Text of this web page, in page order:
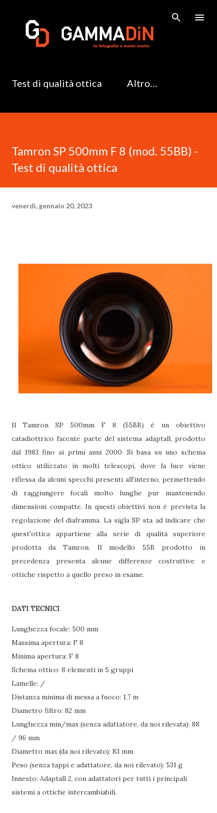
Test di qualità ottica Altro…
Tamron SP 500mm F 8 (mod. 55BB) -
Test di qualità ottica
venerdì, gennaio 20, 2023
Il Tamron SP 500mm F 8 (55BB) è un obiettivo
catadiottrico facente parte del sistema adaptall, prodotto
dal 1983 fino ai primi anni 2000. Si basa su uno schema
ottico utilizzato in molti telescopi, dove la luce viene
riflessa da alcuni specchi presenti all'interno, permettendo
di raggiungere focali molto lunghe pur mantenendo
dimensioni compatte. In questi obiettivi non è prevista la
regolazione del diaframma. La sigla SP sta ad indicare che
quest'ottica appartiene alla serie di qualità superiore
prodotta da Tamron. Il modello 55B prodotto in
precedenza presenta alcune differenze costruttive e
ottiche rispetto a quello preso in esame.
DATI TECNICI
Lunghezza focale: 500 mm
Massima apertura: F 8
Minima apertura: F 8
Schema ottico: 8 elementi in 5 gruppi
Lamelle: /
Distanza minima di messa a fuoco: 1,7 m
Diametro filtro: 82 mm
Lunghezza min/max (senza adattatore, da noi rilevata): 88
/ 96 mm
Diametro max (da noi rilevato): 83 mm
Peso (senza tappi e adattatore, da noi rilevato): 531 g
Innesto: Adaptall 2, con adattatori per tutti i principali
sistemi a ottiche intercambiabili.